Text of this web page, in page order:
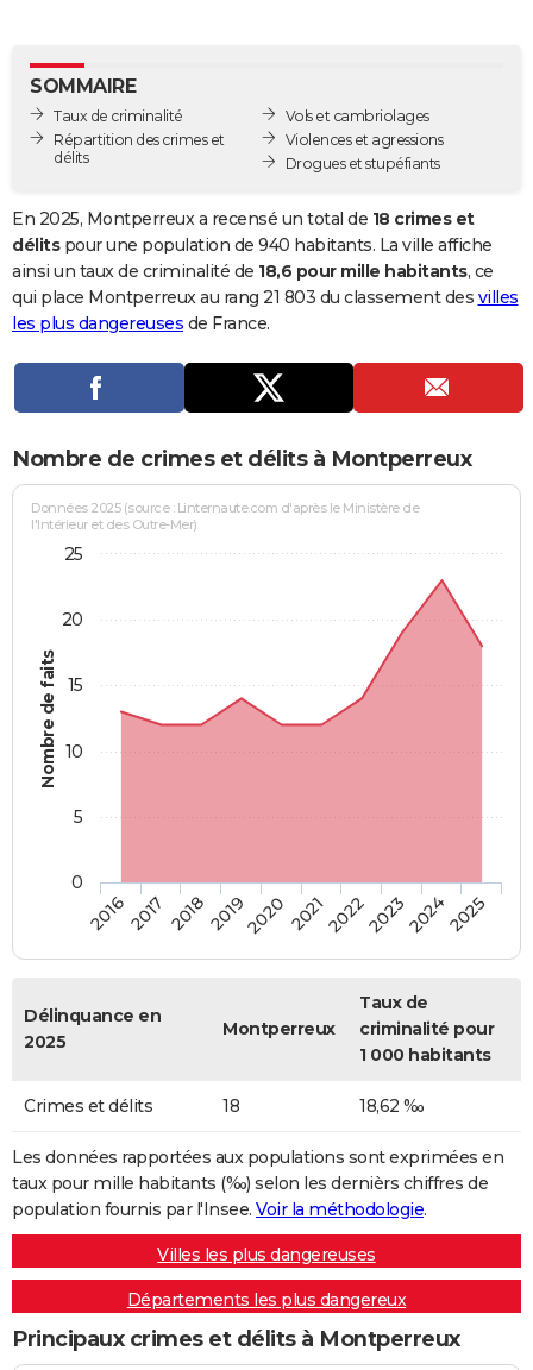
GUIDES D'ACHAT
BONS PLANS
Carte de Noël
Carte Bonne année
Carte Saint-Valentin
Carte Pâques
Carte d'anniversaire
DICTIONNAIRE
Dictionnaire
Biographies
Citations
Expressions
Proverbes
PROGRAMME TV
COPAINS D'AVANT
S'inscrire
Se connecter
Lycées
Collèges
Primaires
Universités
Entreprises
Service militaire
Avis de recherche
AVIS DE DÉCÈS
FORUM
Bricolage
Lifestyle
Culture
Sport
Auto
Television
Voyage
Cinema
SOMMAIRE
Taux de criminalité
Répartition des crimes et
délits
Vols et cambriolages
Violences et agressions
Drogues et stupéfiants
En 2025, Montperreux a recensé un total de 18 crimes et
délitspour une population de 940 habitants. La ville affiche
ainsi un taux de criminalité de 18,6 pour mille habitants, ce
qui place Montperreux au rang 21 803 du classement des villes
les plus dangereuses de France.
Nombre de crimes et délits à Montperreux
Nombre de faits
Données 2025 (source : Linternaute.com d'après le Ministère de
l'Intérieur et des Outre-Mer)
20162017 20182019202020212022202320242025
0
5
10
15
20
25
Délinquance en
2025
Montperreux
Taux de
criminalité pour
1 000 habitants
Crimes et délits 18 18,62 ‰
Les données rapportées aux populations sont exprimées en
taux pour mille habitants (‰) selon les dernièrs chiffres de
population fournis par l'Insee. Voir la méthodologie.
Villes les plus dangereuses
Départements les plus dangereux
Principaux crimes et délits à Montperreux